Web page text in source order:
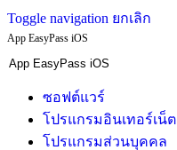
Toggle navigation ยกเลิก
App EasyPass iOS
ซอฟต์แวร์
โปรแกรมอินเทอร์เน็ต
โปรแกรมส่วนบุคคล